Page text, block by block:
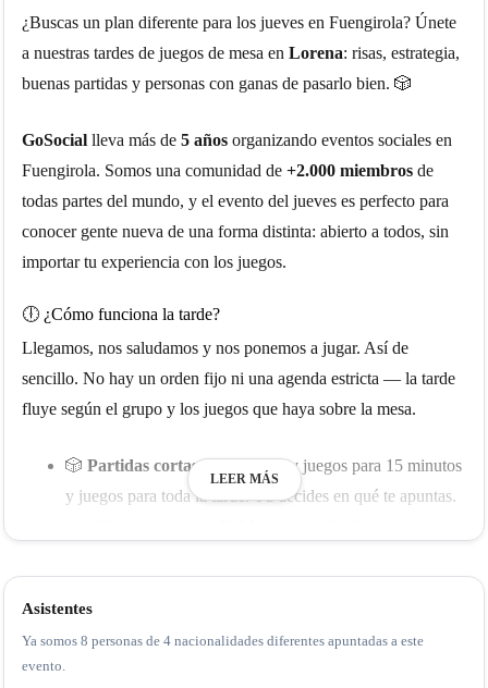
¿Buscas un plan diferente para los jueves en Fuengirola? Únete
a nuestras tardes de juegos de mesa en Lorena: risas, estrategia,
buenas partidas y personas con ganas de pasarlo bien. 🎲
GoSocial lleva más de 5 años organizando eventos sociales en
Fuengirola. Somos una comunidad de +2.000 miembros de
todas partes del mundo, y el evento del jueves es perfecto para
conocer gente nueva de una forma distinta: abierto a todos, sin
importar tu experiencia con los juegos.
🕕 ¿Cómo funciona la tarde?
Llegamos, nos saludamos y nos ponemos a jugar. Así de
sencillo. No hay un orden fijo ni una agenda estricta — la tarde
fluye según el grupo y los juegos que haya sobre la mesa.
🎲 Partidas cortas o largas: Hay juegos para 15 minutos
y juegos para toda la tarde. Tú decides en qué te apuntas.
a terminar nada que no le esté gustando.
🎲 ¿Tienes juego propio?¡Tráelo! Seguro hay alguien
LEER MÁS
Asistentes
Ya somos 8 personas de 4 nacionalidades diferentes apuntadas a este
evento.